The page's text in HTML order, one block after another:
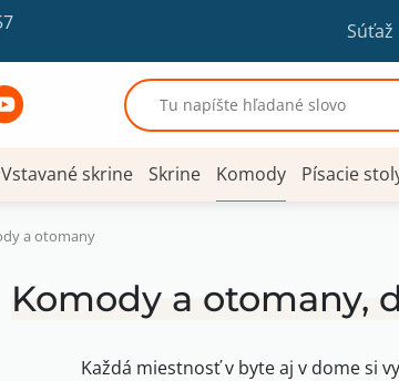
Súťaž
Vstavané skrine Skrine Komody Písacie
a otomany
Komody a otomany,
Každá miestnosť v byte aj v dome si